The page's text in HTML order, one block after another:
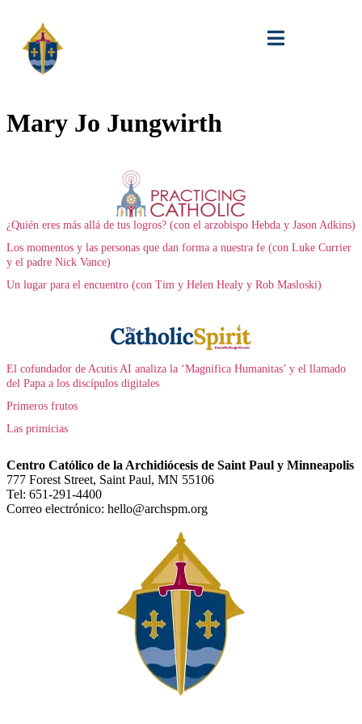
Mary Jo Jungwirth
¿Quién eres más allá de tus logros? (con el arzobispo Hebda y Jason Adkins)
Los momentos y las personas que dan forma a nuestra fe (con Luke Currier
y el padre Nick Vance)
Un lugar para el encuentro (con Tim y Helen Healy y Rob Masloski)
El cofundador de Acutis AI analiza la ‘Magnifica Humanitas’ y el llamado
del Papa a los discípulos digitales
Primeros frutos
Las primicias
Centro Católico de la Archidiócesis de Saint Paul y Minneapolis
777 Forest Street, Saint Paul, MN 55106
Tel: 651-291-4400
Correo electrónico: hello@archspm.org